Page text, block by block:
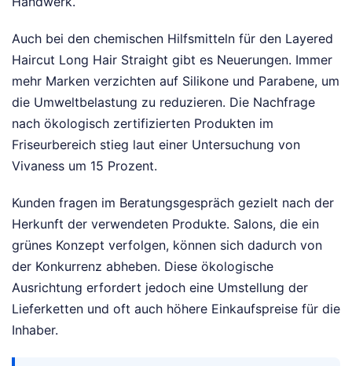
Auch bei den chemischen Hilfsmitteln für den Layered
Haircut Long Hair Straight gibt es Neuerungen. Immer
mehr Marken verzichten auf Silikone und Parabene, um
die Umweltbelastung zu reduzieren. Die Nachfrage
nach ökologisch zertifizierten Produkten im
Friseurbereich stieg laut einer Untersuchung von
Vivaness um 15 Prozent.
Kunden fragen im Beratungsgespräch gezielt nach der
Herkunft der verwendeten Produkte. Salons, die ein
grünes Konzept verfolgen, können sich dadurch von
der Konkurrenz abheben. Diese ökologische
Ausrichtung erfordert jedoch eine Umstellung der
Lieferketten und oft auch höhere Einkaufspreise für die
Inhaber.